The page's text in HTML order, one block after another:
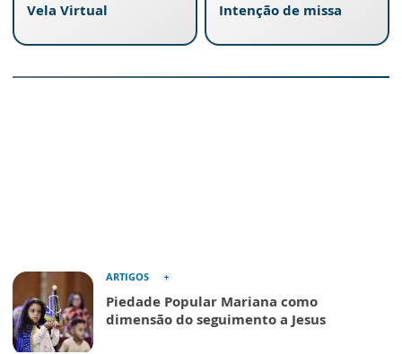
Vela Virtual Intenção de missa
ARTIGOS
Piedade Popular Mariana como
dimensão do seguimento a Jesus